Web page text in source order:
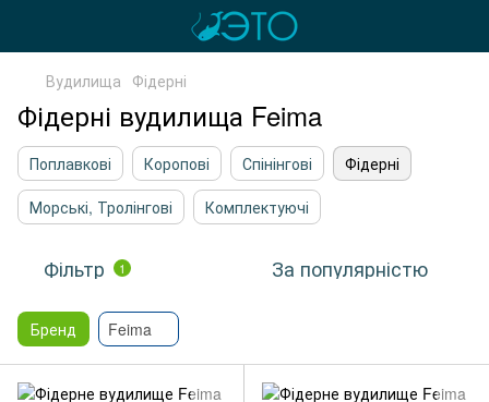
Вудилища Фідерні
Фідерні вудилища Feima
Поплавкові Коропові Спінінгові
Фідерні
Морські, Тролінгові
Комплектуючі
Фільтр 1 За популярністю
Бренд Feima